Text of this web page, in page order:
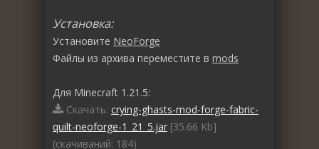
Установка:
Установите NeoForge
Файлы из архива переместите в mods
Для Minecraft 1.21.5:
Скачать: crying-ghasts-mod-forge-fabric-
quilt-neoforge-1_21_5.jar [35.66 Kb]
(cкачиваний: 184)